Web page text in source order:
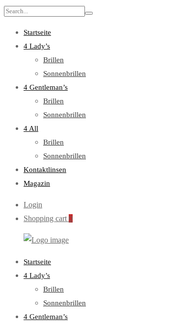
Search
Startseite
4 Lady’s
Brillen
Sonnenbrillen
4 Gentleman’s
Brillen
Sonnenbrillen
4 All
Brillen
Sonnenbrillen
Kontaktlinsen
Magazin
Login
Shopping cart 0
Primary
Menu
Startseite
4 Lady’s
Brillen
Sonnenbrillen
4 Gentleman’s